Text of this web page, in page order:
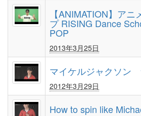
【ANIMATION】ア
プ RISING Dance
POP
2013年3月25日
マイケルジャクソン
2012年3月29日
How to spin like